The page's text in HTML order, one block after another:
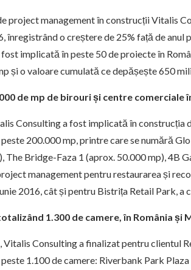
project management în construcții Vitalis
înregistrând o creștere de 25% față de anul
implicată în peste 50 de proiecte în
și o valoare cumulată ce depășește 650
de mp de birouri și centre comerciale
Consulting a fost implicată în construcția
200.000 mp, printre care se numără
The Bridge-Faza 1 (aprox. 50.000 mp), 4B
management pentru restaurarea și
2016, cât și pentru Bistrița Retail Park, a
1.300 de camere, în România și
Vitalis Consulting a finalizat pentru clientul
1.100 de camere: Riverbank Park